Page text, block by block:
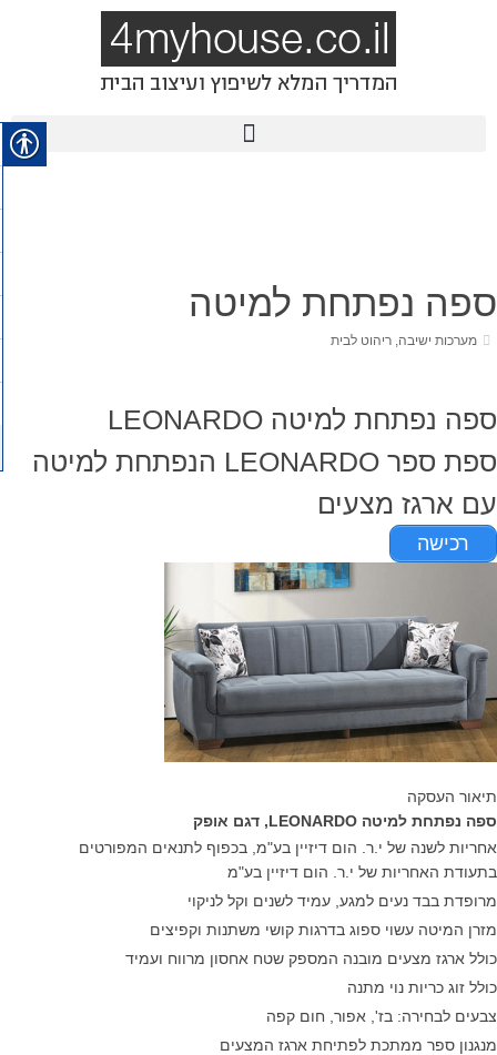
ספה נפתחת למיטה
מערכות ישיבה, ריהוט לבית
ספה נפתחת למיטה LEONARDO
ספת ספר LEONARDO הנפתחת למיטה
עם ארגז מצעים
רכישה
תיאור העסקה
ספה נפתחת למיטה LEONARDO, דגם אופק
אחריות לשנה של י.ר. הום דיזיין בע"מ, בכפוף לתנאים המפורטים
בתעודת האחריות של י.ר. הום דיזיין בע"מ
מרופדת בבד נעים למגע, עמיד לשנים וקל לניקוי
מזרן המיטה עשוי ספוג בדרגות קושי משתנות וקפיצים
כולל ארגז מצעים מובנה המספק שטח אחסון מרווח ועמיד
כולל זוג כריות נוי מתנה
צבעים לבחירה: בז', אפור, חום קפה
מנגנון ספר ממתכת לפתיחת ארגז המצעים